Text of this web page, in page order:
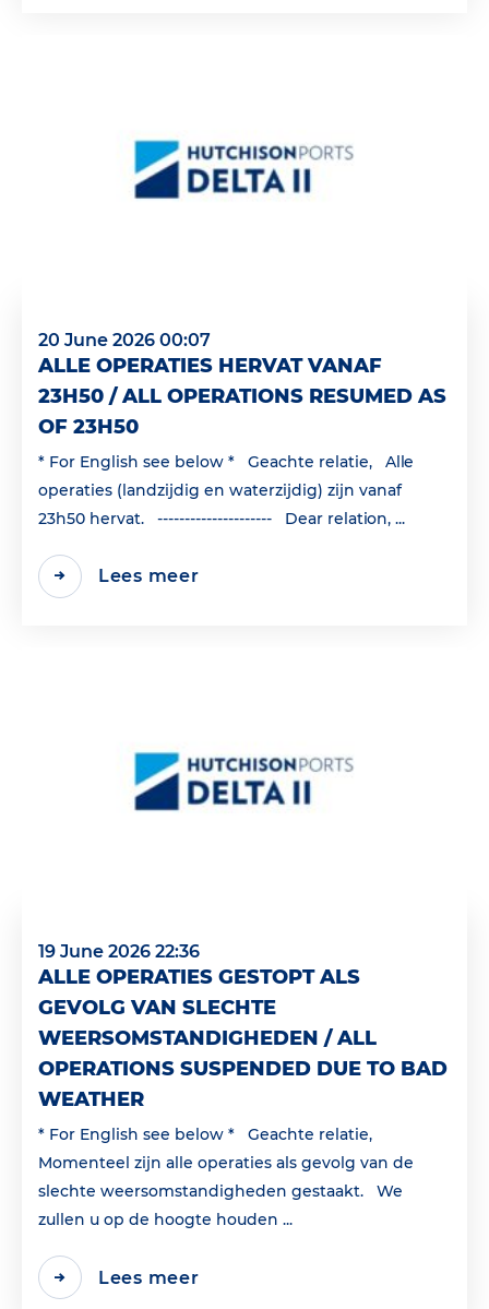
20 June 2026 00:07
ALLE OPERATIES HERVAT VANAF
23H50 / ALL OPERATIONS RESUMED AS
OF 23H50
* For English see below * Geachte relatie, Alle
operaties (landzijdig en waterzijdig) zijn vanaf
23h50 hervat. --------------------- Dear relation, ...
Lees meer
19 June 2026 22:36
ALLE OPERATIES GESTOPT ALS
GEVOLG VAN SLECHTE
WEERSOMSTANDIGHEDEN / ALL
OPERATIONS SUSPENDED DUE TO BAD
WEATHER
* For English see below * Geachte relatie,
Momenteel zijn alle operaties als gevolg van de
slechte weersomstandigheden gestaakt. We
zullen u op de hoogte houden ...
Lees meer